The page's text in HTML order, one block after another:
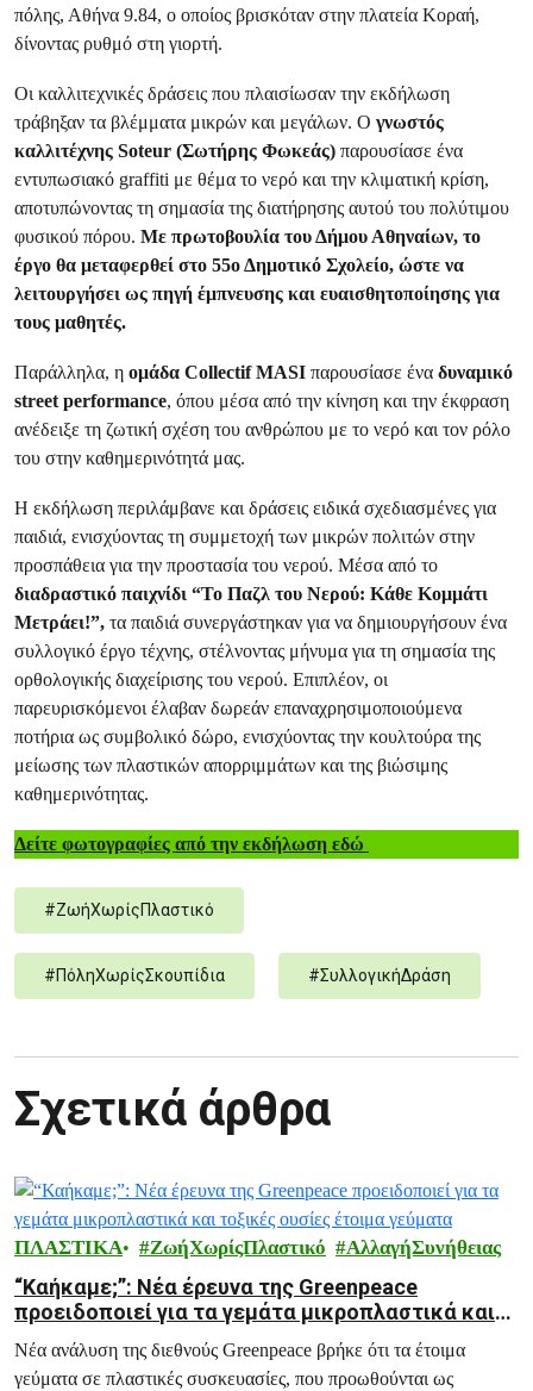
πόλης, Αθήνα 9.84, ο οποίος βρισκόταν στην πλατεία Κοραή,
δίνοντας ρυθμό στη γιορτή.
Οι καλλιτεχνικές δράσεις που πλαισίωσαν την εκδήλωση
τράβηξαν τα βλέμματα μικρών και μεγάλων. Ο γνωστός
καλλιτέχνης Soteur (Σωτήρης Φωκεάς) παρουσίασε ένα
εντυπωσιακό graffiti με θέμα το νερό και την κλιματική κρίση,
αποτυπώνοντας τη σημασία της διατήρησης αυτού του πολύτιμου
φυσικού πόρου. Με πρωτοβουλία του Δήμου Αθηναίων, το
έργο θα μεταφερθεί στο 55ο Δημοτικό Σχολείο, ώστε να
λειτουργήσει ως πηγή έμπνευσης και ευαισθητοποίησης για
τους μαθητές.
Παράλληλα, η ομάδα Collectif MASI παρουσίασε ένα δυναμικό
street performance, όπου μέσα από την κίνηση και την έκφραση
ανέδειξε τη ζωτική σχέση του ανθρώπου με το νερό και τον ρόλο
του στην καθημερινότητά μας.
Η εκδήλωση περιλάμβανε και δράσεις ειδικά σχεδιασμένες για
παιδιά, ενισχύοντας τη συμμετοχή των μικρών πολιτών στην
προσπάθεια για την προστασία του νερού. Μέσα από το
διαδραστικό παιχνίδι “Το Παζλ του Νερού: Κάθε Κομμάτι
Μετράει!”, τα παιδιά συνεργάστηκαν για να δημιουργήσουν ένα
συλλογικό έργο τέχνης, στέλνοντας μήνυμα για τη σημασία της
ορθολογικής διαχείρισης του νερού. Επιπλέον, οι
παρευρισκόμενοι έλαβαν δωρεάν επαναχρησιμοποιούμενα
ποτήρια ως συμβολικό δώρο, ενισχύοντας την κουλτούρα της
μείωσης των πλαστικών απορριμμάτων και της βιώσιμης
καθημερινότητας.
Δείτε φωτογραφίες από την εκδήλωση εδώ
#ΖωήΧωρίςΠλαστικό
#ΠόληΧωρίςΣκουπίδια #ΣυλλογικήΔράση
Σχετικά άρθρα
ΠΛΑΣΤΙΚΑ ΖωήΧωρίςΠλαστικό ΑλλαγήΣυνήθειας
“Καήκαμε;”: Νέα έρευνα της Greenpeace
προειδοποιεί για τα γεμάτα μικροπλαστικά και
τοξικές ουσίες έτοιμα γεύματα
Νέα ανάλυση της διεθνούς Greenpeace βρήκε ότι τα έτοιμα
γεύματα σε πλαστικές συσκευασίες, που προωθούνται ως